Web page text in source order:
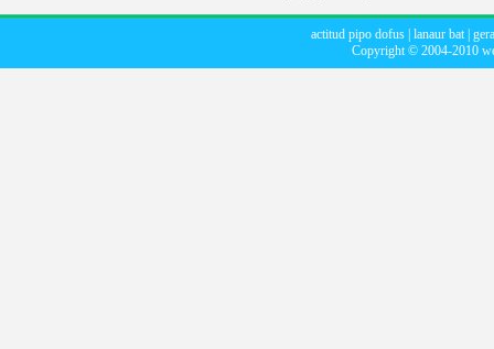
actitud pipo dofus| lanaur bat|
Copyright © 2004-2010